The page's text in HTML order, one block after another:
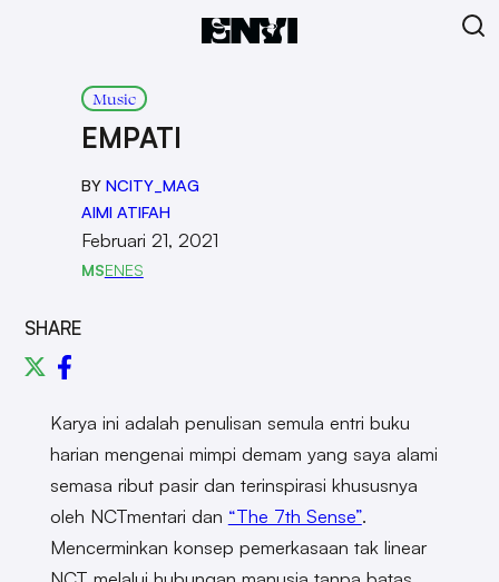
Music
EMPATI
BY NCITY_MAG
AIMI ATIFAH
Februari 21, 2021
MSENES
SHARE
Karya ini adalah penulisan semula entri buku
harian mengenai mimpi demam yang saya alami
semasa ribut pasir dan terinspirasi khususnya
oleh NCTmentari dan “The 7th Sense”.
Mencerminkan konsep pemerkasaan tak linear